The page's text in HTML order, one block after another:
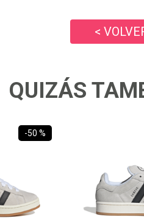
<
QUIZÁS
-50 %